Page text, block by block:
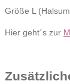
Größe L
Hier geht´s zur